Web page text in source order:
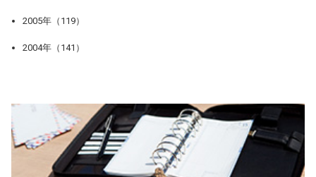
2005年（119）
2004年（141）